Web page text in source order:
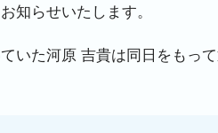
知らせいたします。
いた河原 吉貴は同日をもっ